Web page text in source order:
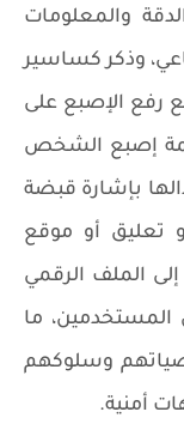
والمعلومات
وذكر كساسير
رفع الإصبع على
إصبع الشخص
بإشارة قبضة
تعليق أو موقع
الملف الرقمي
المستخدمين، ما
وسلوكهم
أمنية.